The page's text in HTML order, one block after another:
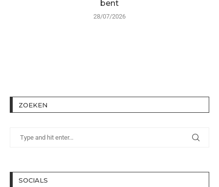
bent
28/07/2026
ZOEKEN
SOCIALS